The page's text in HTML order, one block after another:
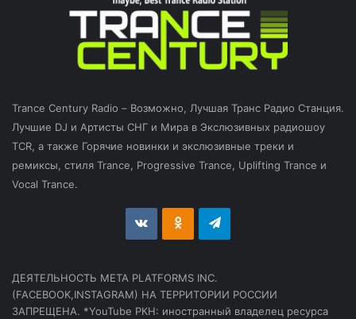
Trance Century Radio – Возможно, Лучшая Транс Радио Станция.
Лучшие DJ и Артисты СНГ и Мира в Экслюзивных радиошоу
TCR, а также Горячие новинки и экслюзивные треки и
ремиксы, стиля Trance, Progressive Trance, Uplifting Trance и
Vocal Trance.
vk.com Odnoklassniki
Telegram
ДЕЯТЕЛЬНОСТЬ МЕТА PLATFORMS INC.
(FACEBOOK,INSTAGRAM) НА ТЕРРИТОРИИ РОССИИ
ЗАПРЕЩЕНА. *YouTube РКН: иностранный владелец ресурса